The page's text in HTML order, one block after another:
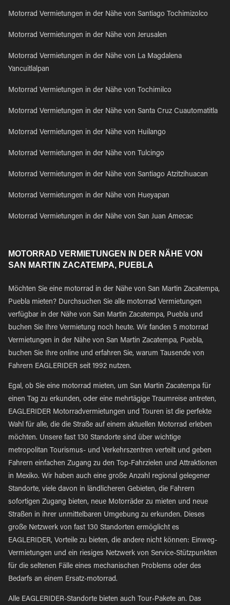
Motorrad Vermietungen in der Nähe von Santiago Tochimizolco
Motorrad Vermietungen in der Nähe von Jerusalen
Motorrad Vermietungen in der Nähe von La Magdalena
Yancuitlalpan
Motorrad Vermietungen in der Nähe von Tochimilco
Motorrad Vermietungen in der Nähe von Santa Cruz Cuautomatitla
Motorrad Vermietungen in der Nähe von Huilango
Motorrad Vermietungen in der Nähe von Tulcingo
Motorrad Vermietungen in der Nähe von Santiago Atzitzihuacan
Motorrad Vermietungen in der Nähe von Hueyapan
Motorrad Vermietungen in der Nähe von San Juan Amecac
MOTORRAD VERMIETUNGEN IN DER NÄHE VON
SAN MARTIN ZACATEMPA, PUEBLA
Möchten Sie eine motorrad in der Nähe von San Martin Zacatempa,
Puebla mieten? Durchsuchen Sie alle motorrad Vermietungen
verfügbar in der Nähe von San Martin Zacatempa, Puebla und
buchen Sie Ihre Vermietung noch heute. Wir fanden 5 motorrad
Vermietungen in der Nähe von San Martin Zacatempa, Puebla,
buchen Sie Ihre online und erfahren Sie, warum Tausende von
Fahrern EAGLERIDER seit 1992 nutzen.
Egal, ob Sie eine motorrad mieten, um San Martin Zacatempa für
einen Tag zu erkunden, oder eine mehrtägige Traumreise antreten,
EAGLERIDER Motorradvermietungen und Touren ist die perfekte
Wahl für alle, die die Straße auf einem aktuellen Motorrad erleben
möchten. Unsere fast 130 Standorte sind über wichtige
metropolitan Tourismus- und Verkehrszentren verteilt und geben
Fahrern einfachen Zugang zu den Top-Fahrzielen und Attraktionen
in Mexiko. Wir haben auch eine große Anzahl regional gelegener
Standorte, viele davon in ländlicheren Gebieten, die Fahrern
sofortigen Zugang bieten, neue Motorräder zu mieten und neue
Straßen in ihrer unmittelbaren Umgebung zu erkunden. Dieses
große Netzwerk von fast 130 Standorten ermöglicht es
EAGLERIDER, Vorteile zu bieten, die andere nicht können: Einweg-
Vermietungen und ein riesiges Netzwerk von Service-Stützpunkten
für die seltenen Fälle eines mechanischen Problems oder des
Bedarfs an einem Ersatz-motorrad.
Alle EAGLERIDER-Standorte bieten auch Tour-Pakete an. Das